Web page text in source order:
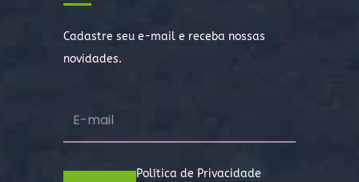
Cadastre seu e-mail e receba nossas
novidades.
Política de Privacidade